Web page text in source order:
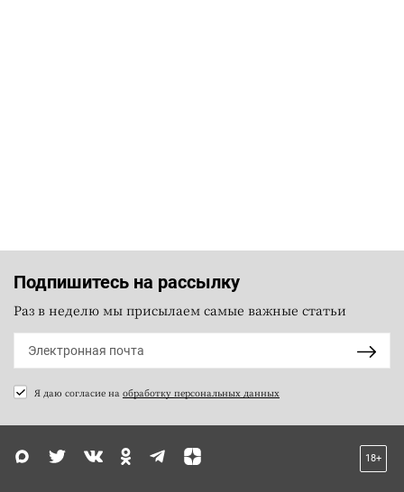
Подпишитесь на рассылку
Раз в неделю мы присылаем самые важные статьи
Я даю согласие на обработку персональных данных
18+